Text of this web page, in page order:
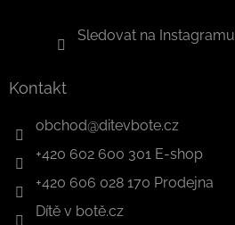
Sledovat na Instagramu
Kontakt
obchod@ditevbote.cz
+420 602 600 301 E-shop
+420 606 028 170 Prodejna
Dítě v botě.cz